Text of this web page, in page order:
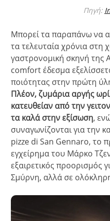
Πηγή:
Μπορεί τα παραπάνω να
τα τελευταία χρόνια στη
γαστρονομική σκηνή της
comfort έδεσμα
ποιότητας στην πρώτη
Πλέον, ζυμάρια αργής
κατευθείαν από την
τα καλά στην εξίσωση,
συναγωνίζονται για την
pizze di San Gennaro, το
εγχείρημα του Μάρκο
εξαιρετικός προορισμός
Σμύρνη, αλλά σε